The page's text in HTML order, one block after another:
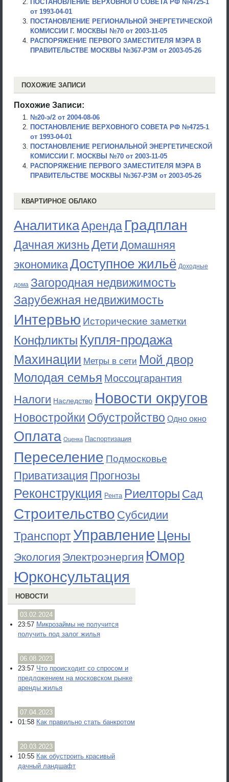
ПОСТАНОВЛЕНИЕ ВЕРХОВНОГО СОВЕТА РФ №4725-1
от 1993-04-01
ПОСТАНОВЛЕНИЕ РЕГИОНАЛЬНОЙ ЭНЕРГЕТИЧЕСКОЙ
КОМИССИИ Г. МОСКВЫ №70 от 2003-11-05
РАСПОРЯЖЕНИЕ ПЕРВОГО ЗАМЕСТИТЕЛЯ МЭРА В
ПРАВИТЕЛЬСТВЕ МОСКВЫ №367-РЗМ от 2003-05-26
ПОХОЖИЕ ЗАПИСИ
Похожие Записи:
№20-э/2 от 2004-08-06
ПОСТАНОВЛЕНИЕ ВЕРХОВНОГО СОВЕТА РФ №4725-1
от 1993-04-01
ПОСТАНОВЛЕНИЕ РЕГИОНАЛЬНОЙ ЭНЕРГЕТИЧЕСКОЙ
КОМИССИИ Г. МОСКВЫ №70 от 2003-11-05
РАСПОРЯЖЕНИЕ ПЕРВОГО ЗАМЕСТИТЕЛЯ МЭРА В
ПРАВИТЕЛЬСТВЕ МОСКВЫ №367-РЗМ от 2003-05-26
КВАРТИРНОЕ ОБЛАКО
АналитикаАренда Градплан
Дачная жизньДети Домашняя
экономикаДоступное жильё Доходные
дома Загородная недвижимость
Зарубежная недвижимость
Интервью Исторические заметки
Конфликты Купля-продажа
Махинации Метры в сети Мой двор
Молодая семья Моссоцгарантия
Налоги Наследство Новости округов
Новостройки Обустройство Одно окно
Оплата Оценка Паспортизация
Переселение Подмосковье
Приватизация Прогнозы
Реконструкция Рента Риелторы Сад
Строительство Субсидии
ТранспортУправление Цены
Экология Электроэнергия Юмор
Юрконсультация
НОВОСТИ
03.02.2024
23:57 Микрозаймы не получится
получить под залог жилья
06.08.2023
23:57 Что происходит со спросом и
предложением на московском рынке
аренды жилья
07.04.2023
01:58 Как правильно стать банкротом
20.03.2023
10:55 Как обустроить красивый
дачный ландшафт